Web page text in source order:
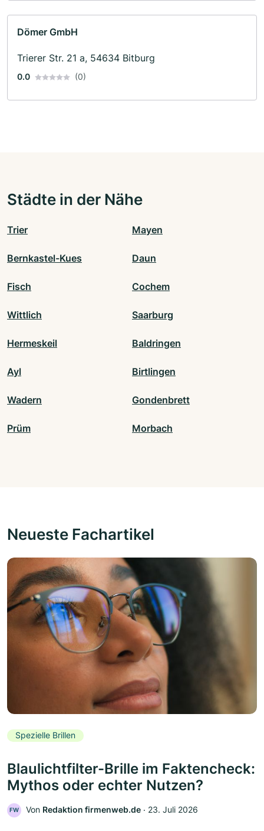
Dömer GmbH
Trierer Str. 21 a, 54634 Bitburg
0.0 (0)
Städte in der Nähe
Trier Mayen
Bernkastel-Kues Daun
Fisch Cochem
Wittlich Saarburg
Hermeskeil Baldringen
Ayl Birtlingen
Wadern Gondenbrett
Prüm Morbach
Neueste Fachartikel
Spezielle Brillen
Blaulichtfilter-Brille im Faktencheck:
Mythos oder echter Nutzen?
FW Von Redaktion firmenweb.de ‧ 23. Juli 2026